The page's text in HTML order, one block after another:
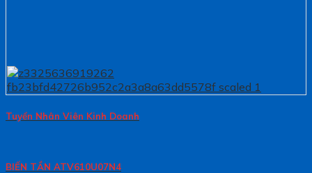
Tuyển Nhân Viên Kinh Doanh
BIẾN TẦN ATV610U07N4